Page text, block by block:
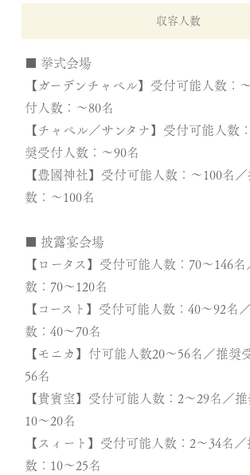
収容人数
■ 挙式会場
【ガーデンチャペル】受付可能人数：
付人数：～80名
【チャペル／サンタナ】受付可能人数
奨受付人数：～90名
【豊國神社】受付可能人数：～100名
数：～100名
■ 披露宴会場
【ロータス】受付可能人数：70～146
数：70～120名
【コースト】受付可能人数：40～92名
数：40～70名
【モニカ】付可能人数20～56名／推奨
56名
【貴賓室】受付可能人数：2～29名／推
10～20名
【スィート】受付可能人数：2～34名／
数：10～25名